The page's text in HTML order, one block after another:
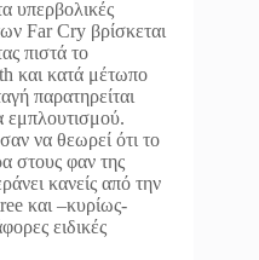
υπερβολικές
Far Cry βρίσκεται
πιστά το
και κατά μέτωπο
παρατηρείται
εμπλουτισμού.
να θεωρεί ότι το
στους φαν της
κανείς από την
και –κυρίως-
ειδικές